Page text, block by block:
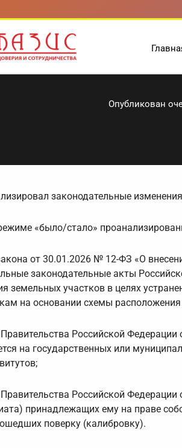
Опубликован
законодательные
«было/стало»
от 30.01.2026 № 12-ФЗ «О
законодательные акты
земельных участков в целях
на основании схемы
Российской
на государственных или
Российской
принадлежащих ему на праве
поверку (калибровку).